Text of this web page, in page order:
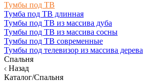
Тумбы под ТВ
Тумба под ТВ длинная
Тумбы под ТВ из массива дуба
Тумбы под ТВ из массива сосны
Тумбы под ТВ современные
Тумбы под телевизор из массива дерева
Спальня
Назад
Каталог/Спальня